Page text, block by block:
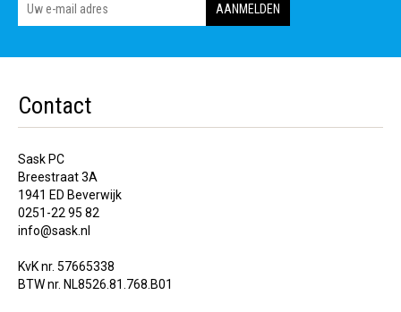
Contact
Sask PC
Breestraat 3A
1941 ED Beverwijk
0251-22 95 82
info@sask.nl
KvK nr. 57665338
BTW nr. NL8526.81.768.B01